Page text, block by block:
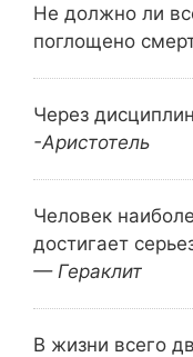
Не должно ли
поглощено
Через
-Аристотель
Человек
достигает
— Гераклит
В жизни всего